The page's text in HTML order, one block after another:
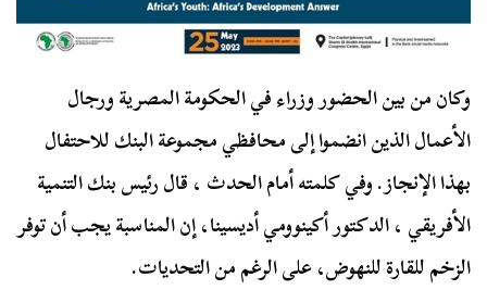
وكان من بين الحضور وزراء في الحكومة المصرية ورجال
الأعمال الذين انضموا إلى محافظي مجموعة البنك للاحتفال
بهذا الإنجاز. وفي كلمته أمام الحدث ، قال رئيس بنك التنمية
الأفريقي ، الدكتور أكينوومي أديسينا، إن المناسبة يجب أن توفر
الزخم للقارة للنهوض، على الرغم من التحديات.